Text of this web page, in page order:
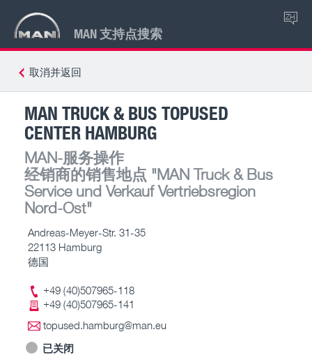
MAN 支持点搜索
ZH
取消并返回
MAN TRUCK & BUS TOPUSED
CENTER HAMBURG
MAN-服务操作
经销商的销售地点 "MAN Truck & Bus
Service und Verkauf Vertriebsregion
Nord-Ost"
Andreas-Meyer-Str. 31-35
22113 Hamburg
德国
+49 (40)507965-118
+49 (40)507965-141
topused.hamburg@man.eu
已关闭